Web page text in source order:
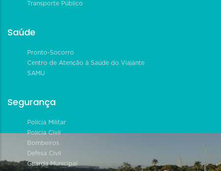
Transporte Público
Saúde
Pronto-Socorro
Centro de Atenção à Saúde do Viajante
SAMU
Segurança
Polícia Militar
Polícia Civil
Bombeiros
Defesa Civil
Guarda Municipal